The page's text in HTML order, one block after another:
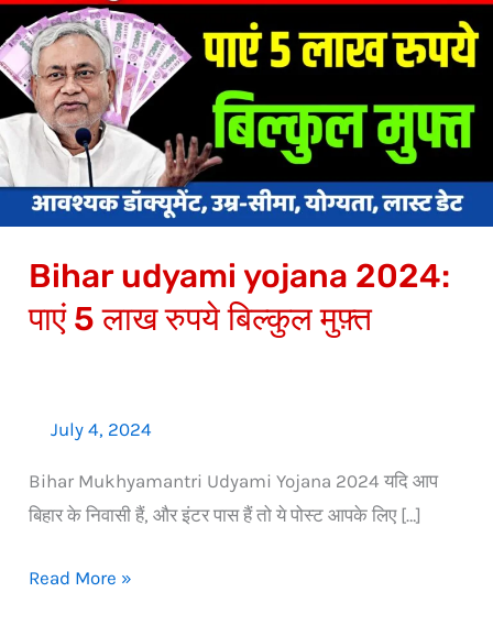
Bihar udyami yojana 2024:
पाएं 5 लाख रुपये बिल्कुल मुफ़्त
July 4, 2024
Bihar Mukhyamantri Udyami Yojana 2024 यदि आप
बिहार के निवासी हैं, और इंटर पास हैं तो ये पोस्ट आपके लिए […]
yojana
2024:
पाएं
5
रुपये
मुफ़्त
Read More »